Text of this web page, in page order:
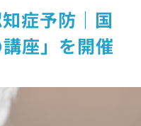
症予防｜国
座」を開催